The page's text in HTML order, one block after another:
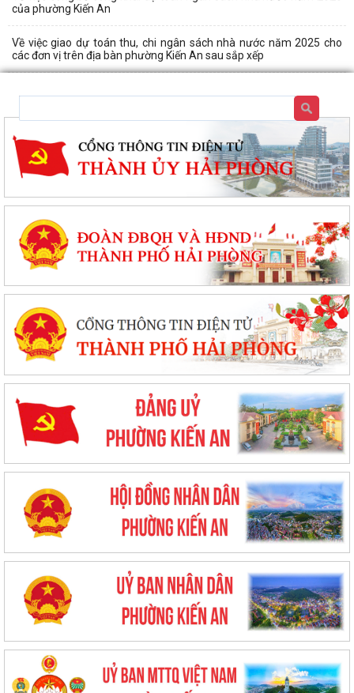
của phường Kiến An
Về việc giao dự toán thu, chi ngân sách nhà nước năm 2025 cho
các đơn vị trên địa bàn phường Kiến An sau sắp xếp